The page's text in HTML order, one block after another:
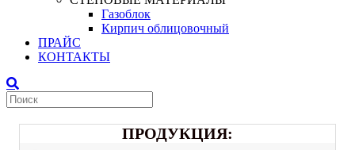
Газоблок
Кирпич облицовочный
ПРАЙС
КОНТАКТЫ
ПРОДУКЦИЯ: